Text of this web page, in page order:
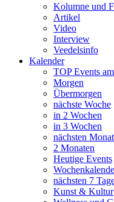
Kolumne und
Artikel
Video
Interview
Veedelsinfo
Kalender
TOP Events
Morgen
Übermorgen
nächste Woche
in 2 Wochen
in 3 Wochen
nächsten Monat
2 Monaten
Heutige Events
nächsten 7
Kunst & Kultur